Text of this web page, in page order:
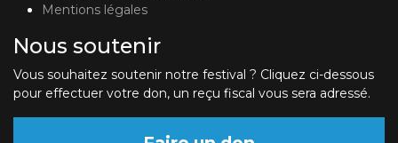
Mentions légales
Nous soutenir
Vous souhaitez soutenir notre festival ? Cliquez ci-dessous
pour effectuer votre don, un reçu fiscal vous sera adressé.